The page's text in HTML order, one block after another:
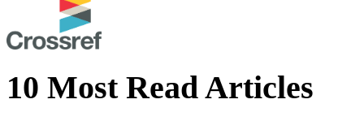
10 Most Read Articles